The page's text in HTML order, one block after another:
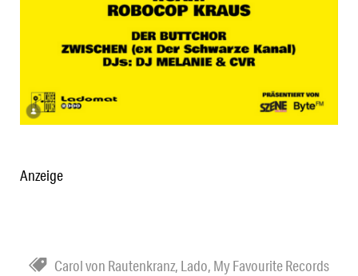
Anzeige
Carol von Rautenkranz, Lado, My Favourite Records